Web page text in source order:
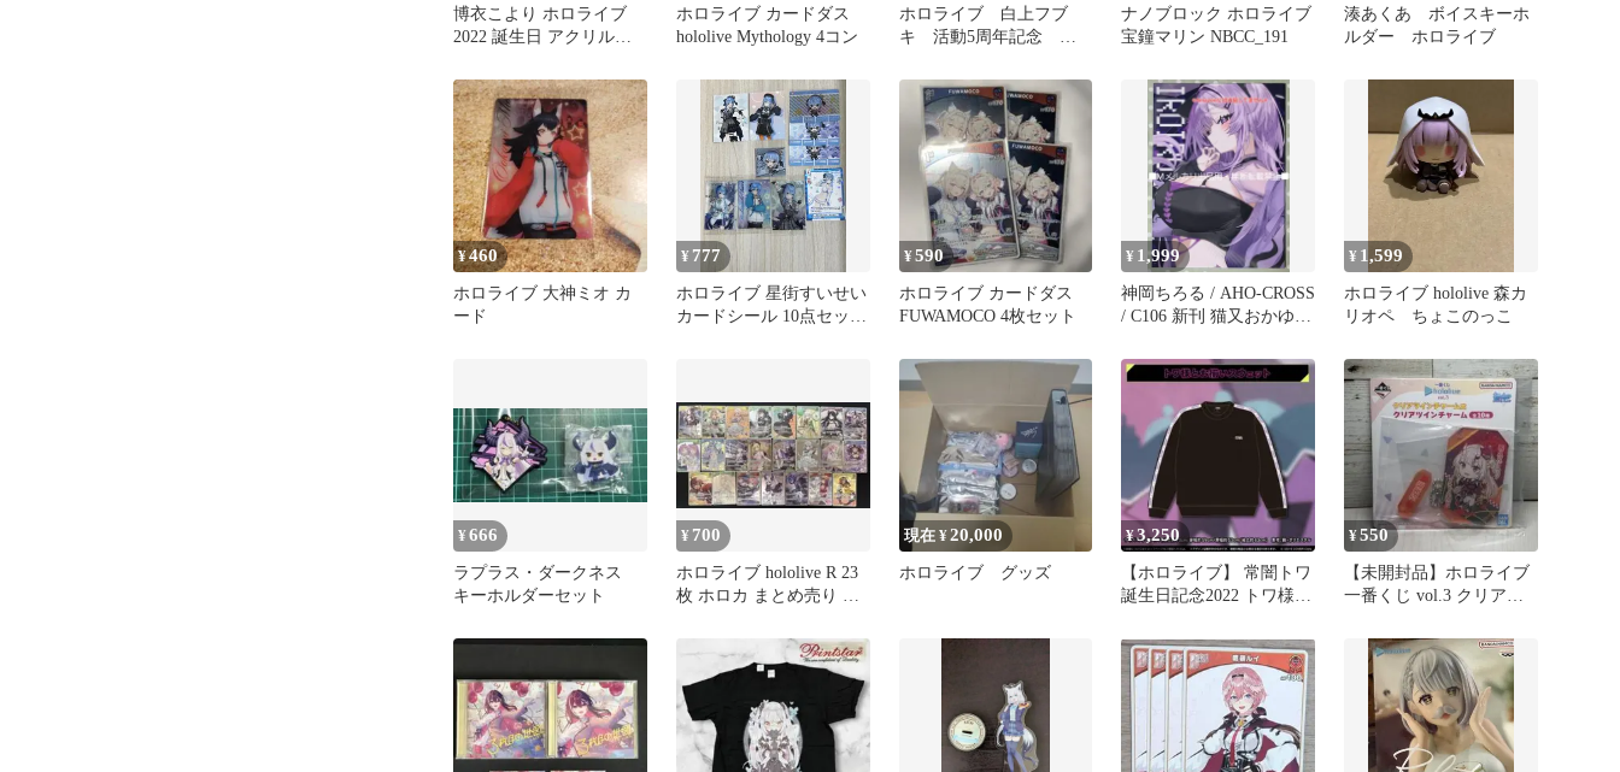
博衣こより ホロライブ
2022 誕生日 アクリルジ
ホロライブ カードダス
hololive Mythology 4コン
ホロライブ 白上フブ
キ 活動5周年記念 箔
ージポストカード
ナノブロック ホロライブ
宝鐘マリン NBCC_191
湊あくあ ボイスキーホ
ルダー ホロライブ
¥460
ホロライブ 大神ミオ カ
ード
¥ 777
ホロライブ 星街すいせい
カードシール 10点セット
¥590
ホロライブ カードダス
FUWAMOCO 4枚セット
¥ 1,999
神岡ちろる / AHO-CROSS
/ C106 新刊 猫又おかゆ
¥ 1,599
ホロライブ hololive 森カ
リオペ ちょこのっこ
¥666
ラプラス・ダークネス
キーホルダーセット
¥ 700
ホロライブ hololive R 23
枚 ホロカ まとめ売り 美
現在 ¥20,000
ホロライブ グッズ
¥3,250
【ホロライブ】 常闇トワ
誕生日記念2022 トワ様と
¥550
【未開封品】ホロライブ
一番くじ vol.3 クリアツ